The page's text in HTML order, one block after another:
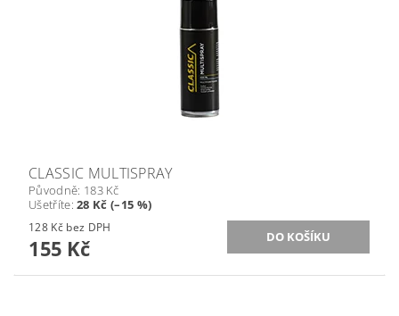
CLASSIC MULTISPRAY
Původně: 183 Kč
Ušetříte:28 Kč (–15 %)
128 Kč bez DPH
155 Kč